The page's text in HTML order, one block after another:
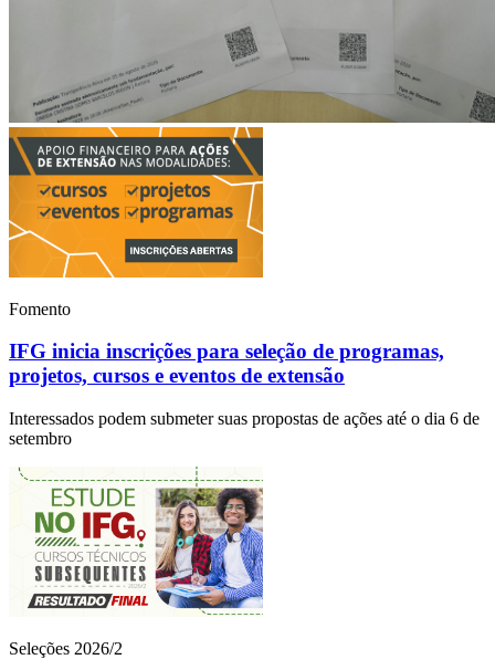
Fomento
IFG inicia inscrições para seleção de programas,
projetos, cursos e eventos de extensão
Interessados podem submeter suas propostas de ações até o dia 6 de
setembro
Seleções 2026/2